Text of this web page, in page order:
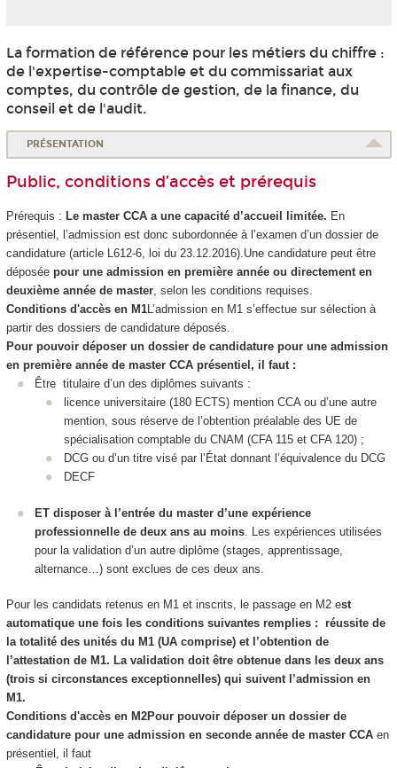
La formation de référence pour les métiers du chiffre :
de l'expertise-comptable et du commissariat aux
comptes, du contrôle de gestion, de la finance, du
conseil et de l'audit.
PRÉSENTATION
Public, conditions d’accès et prérequis
Prérequis : Le master CCA a une capacité d’accueil limitée. En
présentiel, l’admission est donc subordonnée à l’examen d’un dossier de
candidature (article L612-6, loi du 23.12.2016).Une candidature peut être
déposée pour une admission en première année ou directement en
deuxième année de master, selon les conditions requises.
Conditions d'accès en M1L’admission en M1 s’effectue sur sélection à
partir des dossiers de candidature déposés.
Pour pouvoir déposer un dossier de candidature pour une admission
en première année de master CCA présentiel, il faut :
Être titulaire d’un des diplômes suivants :
licence universitaire (180 ECTS) mention CCA ou d’une autre
mention, sous réserve de l’obtention préalable des UE de
spécialisation comptable du CNAM (CFA 115 et CFA 120) ;
DCG ou d’un titre visé par l’État donnant l’équivalence du DCG
DECF
ET disposer à l’entrée du master d’une expérience
professionnelle de deux ans au moins . Les expériences utilisées
pour la validation d’un autre diplôme (stages, apprentissage,
alternance …) sont exclues de ces deux ans.
Pour les candidats retenus en M1 et inscrits, le passage en M2 est
automatique une fois les conditions suivantes remplies : réussite de
la totalité des unités du M1 (UAcomprise) et l’obtention de
l’attestation de M1. La validation doit être obtenue dans les deux ans
(trois si circonstances exceptionnelles) qui suivent l’admission en
M1.
Conditions d'accès en M2Pour pouvoir déposer un dossier de
candidature pour une admission en seconde année de master CCAen
présentiel, il faut